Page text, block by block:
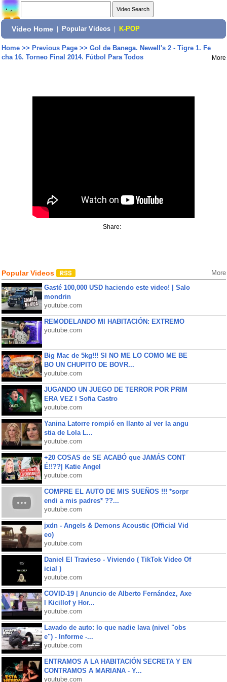
Video Home Popular Videos K-POP
Home>> Previous Page>> Gol de Banega. Newell's 2 - Tigre 1. Fe
cha 16. Torneo Final 2014. Fútbol Para Todos
More
Share:
Popular Videos More
Gasté 100,000 USD haciendo este video! | Salo
mondrin
youtube.com
REMODELANDO MI HABITACIÓN: EXTREMO
youtube.com
Big Mac de 5kg!!! SI NO ME LO COMO ME BE
BO UN CHUPITO DE BOVR...
youtube.com
JUGANDO UN JUEGO DE TERROR POR PRIM
ERA VEZ l Sofia Castro
youtube.com
Yanina Latorre rompió en llanto al ver la angu
stia de Lola L...
youtube.com
+20 COSAS de SE ACABÓ que JAMÁS CONT
É!!??| Katie Angel
youtube.com
COMPRE EL AUTO DE MIS SUEÑOS !!! *sorpr
endi a mis padres* ??...
youtube.com
jxdn - Angels & Demons Acoustic (Official Vid
eo)
youtube.com
Daniel El Travieso - Viviendo ( TikTok Video Of
icial )
youtube.com
COVID-19 | Anuncio de Alberto Fernández, Axe
l Kicillof y Hor...
youtube.com
Lavado de auto: lo que nadie lava (nivel "obs
e") - Informe -...
youtube.com
ENTRAMOS A LA HABITACIÓN SECRETA Y EN
CONTRAMOS A MARIANA - Y...
youtube.com